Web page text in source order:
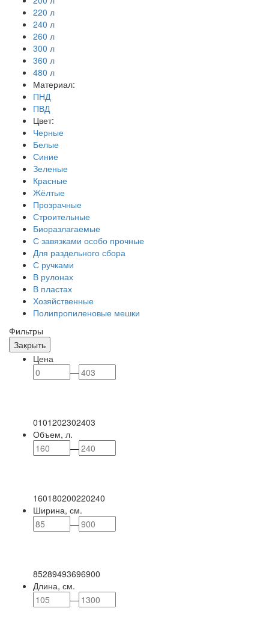
220 л
240 л
260 л
300 л
360 л
480 л
Материал:
ПНД
ПВД
Цвет:
Черные
Белые
Синие
Зеленые
Красные
Жёлтые
Прозрачные
Строительные
Биоразлагаемые
С завязками особо прочные
Для раздельного сбора
С ручками
В рулонах
В пластах
Хозяйственные
Полипропиленовые мешки
Фильтры
Закрыть
Цена
—
0101202302403
Объем, л.
—
160180200220240
Ширина, см.
—
85289493696900
Длина, см.
—